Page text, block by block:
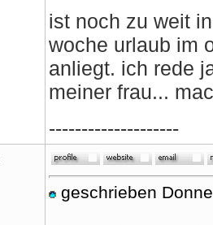
ist noch zu weit
woche urlaub im
anliegt. ich rede
meiner frau...
--------------------
geschrieben